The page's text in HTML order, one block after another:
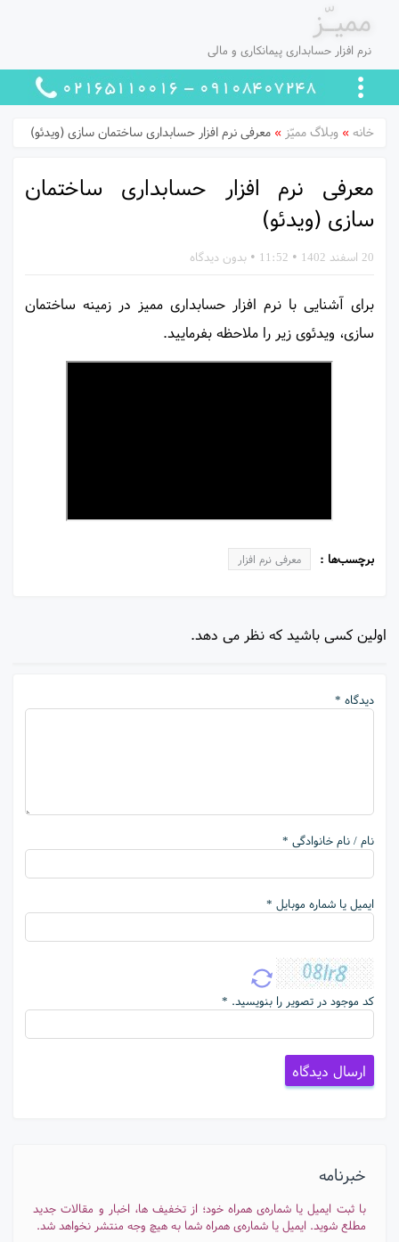
ممیـّز
نرم افزار حسابداری پیمانکاری و مالی
خانه » وبلاگ ممیّز » معرفی نرم افزار حسابداری ساختمان سازی (ویدئو)
معرفی نرم افزار حسابداری ساختمان
سازی (ویدئو)
20 اسفند 1402 •
11:52
•بدون دیدگاه
برای آشنایی با نرم افزار حسابداری ممیز در زمینه ساختمان
سازی، ویدئوی زیر را ملاحظه بفرمایید.
برچسب‌ها : معرفی نرم افزار
اولین کسی باشید که نظر می دهد.
دیدگاه *
نام / نام خانوادگی *
ایمیل یا شماره موبایل *
کد موجود در تصویر را بنویسید. *
خبرنامه
با ثبت ایمیل یا شماره‌ی همراه خود؛ از تخفیف ها، اخبار و مقالات جدید
مطلع شوید. ایمیل یا شماره‌ی همراه شما به هیچ وجه منتشر نخواهد شد.